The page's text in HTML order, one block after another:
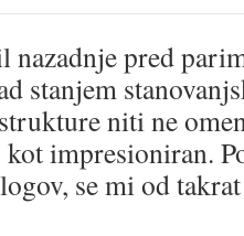
nazadnje pred
stanjem
niti ne
impresioniran.
se mi od